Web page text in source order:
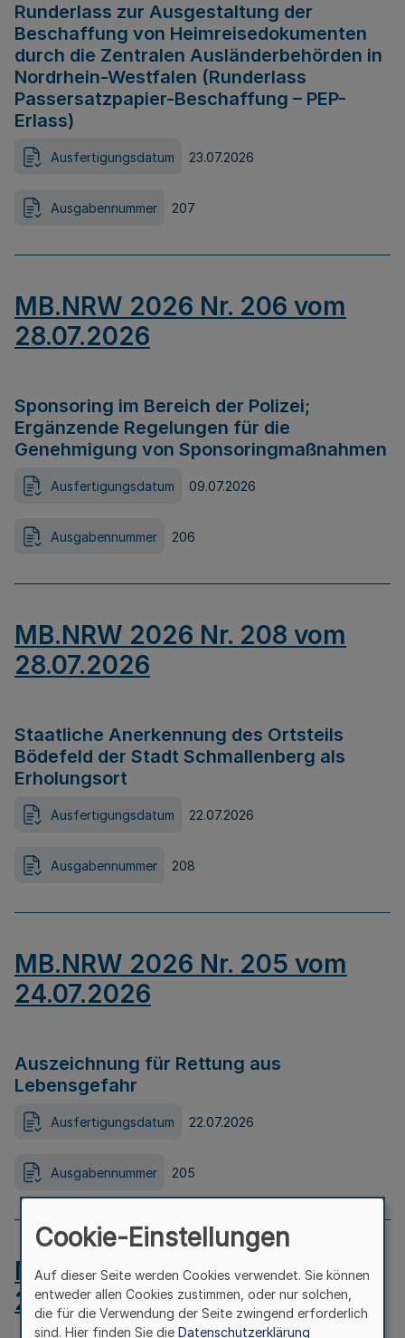
Runderlass zur Ausgestaltung der
Beschaffung von Heimreisedokumenten
durch die Zentralen Ausländerbehörden in
Nordrhein-Westfalen (Runderlass
Passersatzpapier-Beschaffung – PEP-
Erlass)
Ausfertigungsdatum 23.07.2026
Ausgabennummer 207
MB.NRW 2026 Nr. 206 vom
28.07.2026
Sponsoring im Bereich der Polizei;
Ergänzende Regelungen für die
Genehmigung von Sponsoringmaßnahmen
Ausfertigungsdatum 09.07.2026
Ausgabennummer 206
MB.NRW 2026 Nr. 208 vom
28.07.2026
Staatliche Anerkennung des Ortsteils
Bödefeld der Stadt Schmallenberg als
Erholungsort
Ausfertigungsdatum 22.07.2026
Ausgabennummer 208
MB.NRW 2026 Nr. 205 vom
24.07.2026
Auszeichnung für Rettung aus
Lebensgefahr
Ausfertigungsdatum 22.07.2026
Ausgabennummer 205
MB.NRW 2026 Nr. 204 vom
24.07.2026
Cookie-Einstellungen
Auf dieser Seite werden Cookies verwendet. Sie können
entweder allen Cookies zustimmen, oder nur solchen,
die für die Verwendung der Seite zwingend erforderlich
sind. Hier finden Sie die Datenschutzerklärung